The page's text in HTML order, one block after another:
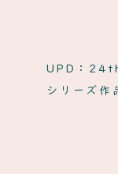
UPD：
シリーズ作